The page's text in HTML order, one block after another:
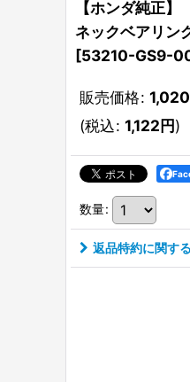
【ホンダ純正】
ネックベアリン
[53210-GS9-
販売価格: 1,020
(税込: 1,122円)
数量:
返品特約に関す